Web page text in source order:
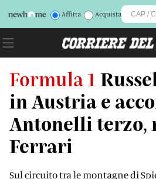
Affitta Acquista
Formula 1
in Austria e
Antonelli terzo,
Ferrari
Sul circuito tra le montagne di